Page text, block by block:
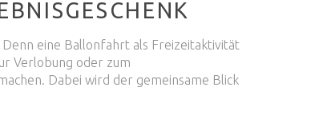
eine Ballonfahrt als Freizeitaktivität
Verlobung oder zum
Dabei wird der gemeinsame Blick